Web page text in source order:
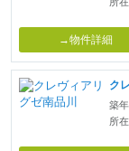
→物件詳細
ク
築
所